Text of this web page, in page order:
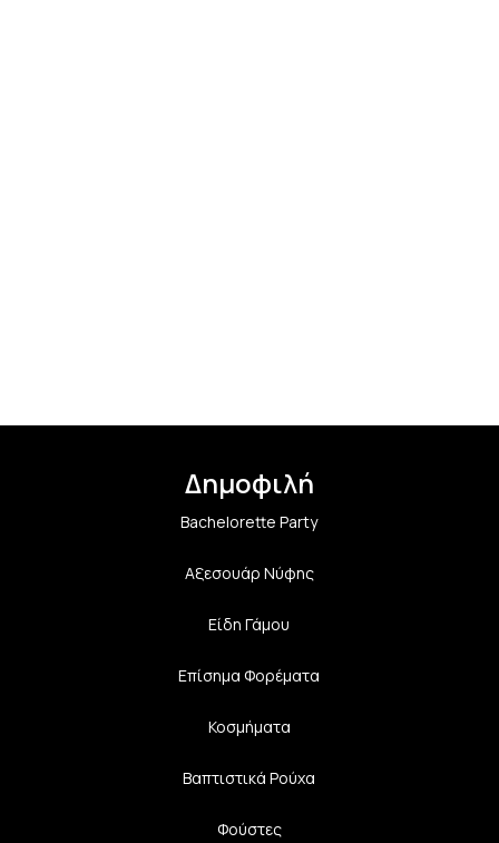
Δημοφιλή
Bachelorette Party
Αξεσουάρ Νύφης
Είδη Γάμου
Επίσημα Φορέματα
Κοσμήματα
Βαπτιστικά Ρούχα
Φούστες